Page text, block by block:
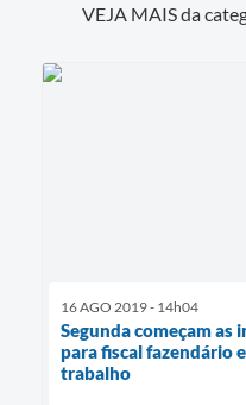
VEJA MAIS da
16 AGO 2019 - 14h04
Segunda começam as
para fiscal fazendário
trabalho